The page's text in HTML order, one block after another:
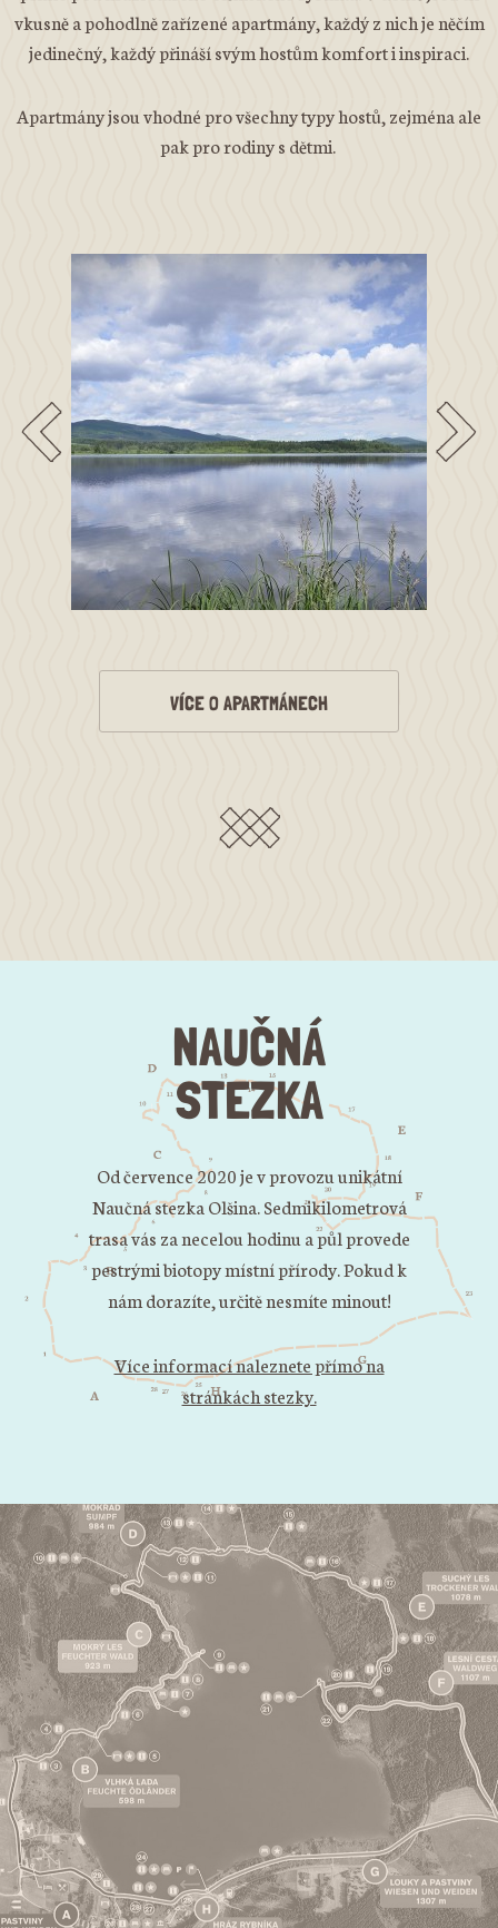
vkusně a pohodlně zařízené apartmány, každý z nich je něčím
jedinečný, každý přináší svým hostům komfort i inspiraci.
Apartmány jsou vhodné pro všechny typy hostů, zejména ale
pak pro rodiny s dětmi.
VÍCE O APARTMÁNECH
NAUČNÁ
STEZKA
Od července 2020 je v provozu unikátní
Naučná stezka Olšina. Sedmikilometrová
trasa vás za necelou hodinu a půl provede
pestrými biotopy místní přírody. Pokud k
nám dorazíte, určitě nesmíte minout!
Více informací naleznete přímo na
stránkách stezky.